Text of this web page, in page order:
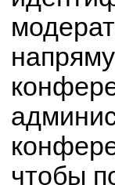
чтобы